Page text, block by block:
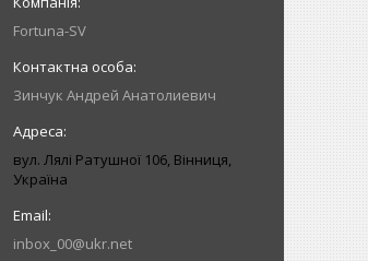
Fortuna-SV
Зинчук Андрей Анатолиевич
вул. Лялі Ратушної 106, Вінниця,
Україна
inbox_00@ukr.net